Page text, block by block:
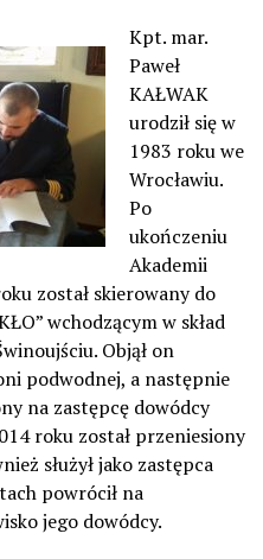
Kpt. mar.
Paweł
KAŁWAK
urodził się w
1983 roku we
Wrocławiu.
Po
ukończeniu
Akademii
został skierowany do
wchodzącym w skład
Objął on
podwodnej, a następnie
na zastępcę dowódcy
roku został przeniesiony
służył jako zastępca
powrócił na
jego dowódcy.